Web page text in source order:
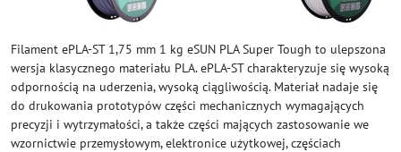
Filament ePLA-ST 1,75 mm 1 kg eSUN PLA Super Tough to ulepszona
wersja klasycznego materiału PLA. ePLA-ST charakteryzuje się wysoką
odpornością na uderzenia, wysoką ciągliwością. Materiał nadaje się
do drukowania prototypów części mechanicznych wymagających
precyzji i wytrzymałości, a także części mających zastosowanie we
wzornictwie przemysłowym, elektronice użytkowej, częściach